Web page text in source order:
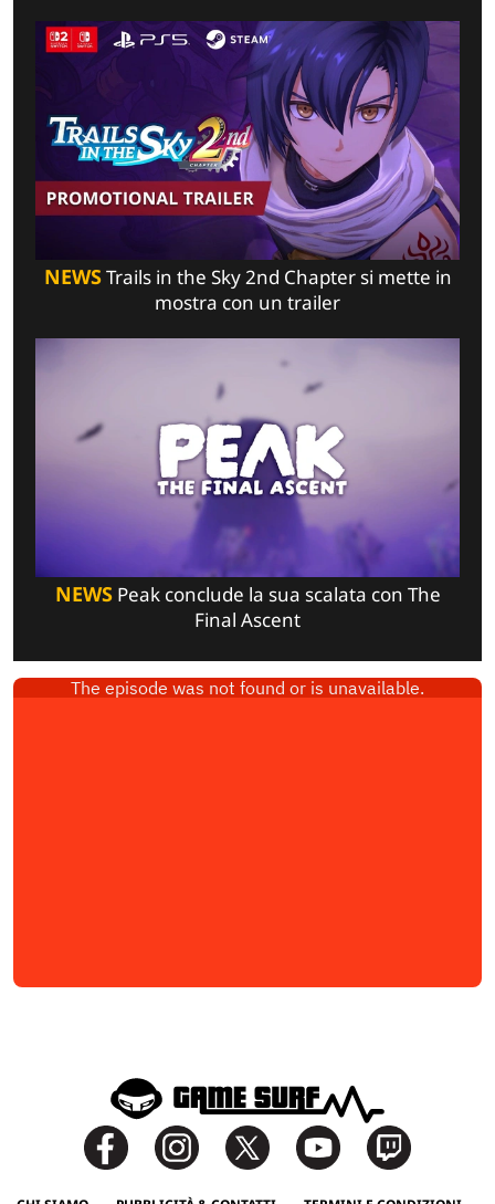
NEWSTrails in the Sky 2nd Chapter si mette in
mostra con un trailer
NEWSPeak conclude la sua scalata con The
Final Ascent